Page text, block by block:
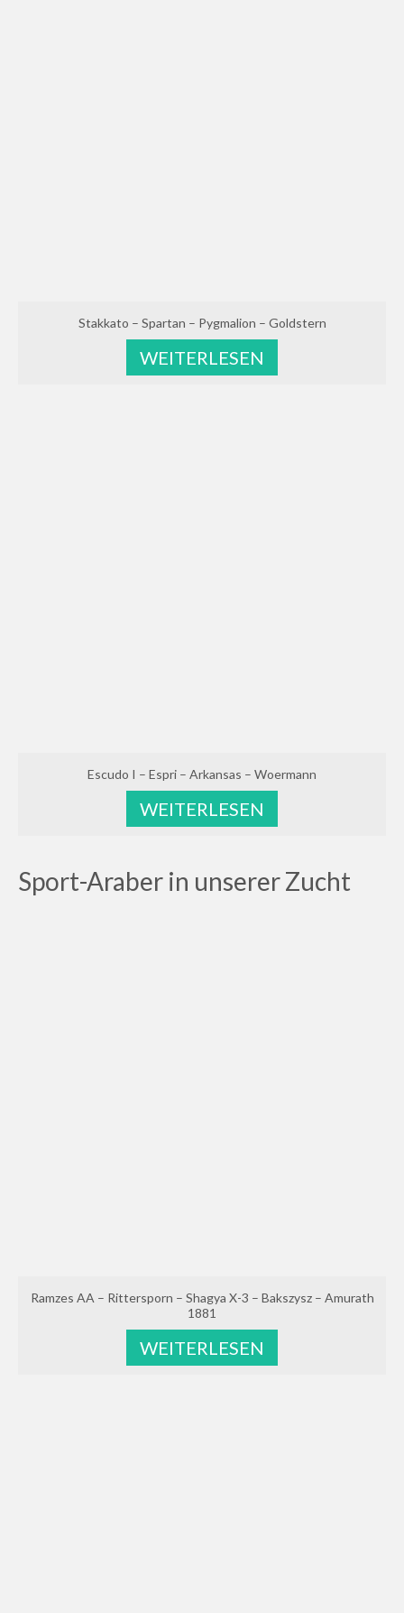
Stakkato – Spartan – Pygmalion – Goldstern
WEITERLESEN
Escudo I – Espri – Arkansas – Woermann
WEITERLESEN
Sport-Araber in unserer Zucht
Ramzes AA – Rittersporn – Shagya X-3 – Bakszysz – Amurath
1881
WEITERLESEN